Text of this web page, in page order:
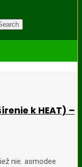
k HEAT) –
nie. asmodee